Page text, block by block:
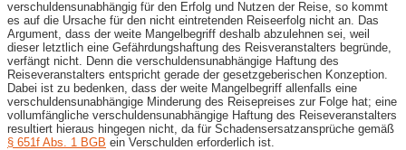
verschuldensunabhängig für den Erfolg und Nutzen der Reise, so kommt
es auf die Ursache für den nicht eintretenden Reiseerfolg nicht an. Das
Argument, dass der weite Mangelbegriff deshalb abzulehnen sei, weil
dieser letztlich eine Gefährdungshaftung des Reisveranstalters begründe,
verfängt nicht. Denn die verschuldensunabhängige Haftung des
Reiseveranstalters entspricht gerade der gesetzgeberischen Konzeption.
Dabei ist zu bedenken, dass der weite Mangelbegriff allenfalls eine
verschuldensunabhängige Minderung des Reisepreises zur Folge hat; eine
vollumfängliche verschuldensunabhängige Haftung des Reiseveranstalters
resultiert hieraus hingegen nicht, da für Schadensersatzansprüche gemäß
§ 651f Abs. 1 BGB ein Verschulden erforderlich ist.